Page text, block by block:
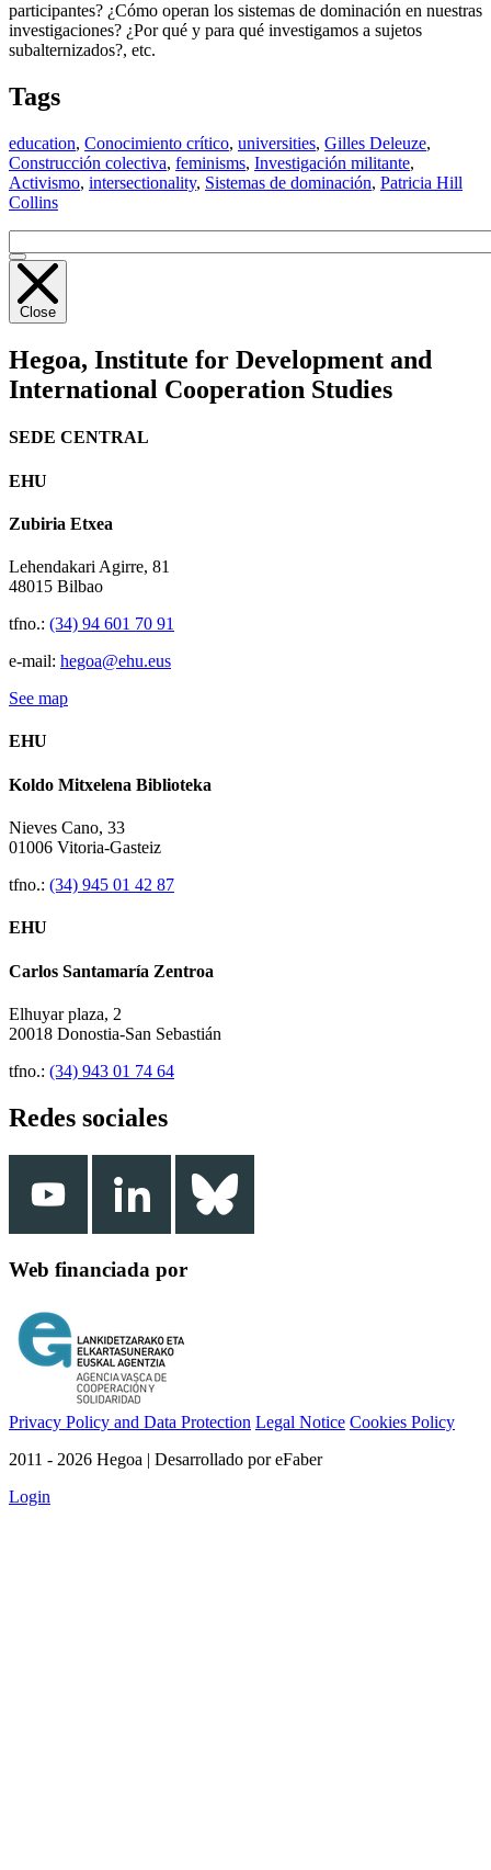
participantes? ¿Cómo operan los sistemas de dominación en nuestras
investigaciones? ¿Por qué y para qué investigamos a sujetos
subalternizados?, etc.
Tags
education, Conocimiento crítico, universities, Gilles Deleuze,
Construcción colectiva, feminisms, Investigación militante,
Activismo, intersectionality, Sistemas de dominación, Patricia Hill
Collins
Close
Hegoa, Institute for Development and
International Cooperation Studies
SEDE CENTRAL
EHU
Zubiria Etxea
Lehendakari Agirre, 81
48015 Bilbao
tfno.: (34) 94 601 70 91
e-mail: hegoa@ehu.eus
See map
EHU
Koldo Mitxelena Biblioteka
Nieves Cano, 33
01006 Vitoria-Gasteiz
tfno.: (34) 945 01 42 87
EHU
Carlos Santamaría Zentroa
Elhuyar plaza, 2
20018 Donostia-San Sebastián
tfno.: (34) 943 01 74 64
Redes sociales
Web financiada por
Privacy Policy and Data Protection Legal Notice Cookies Policy
2011 - 2026 Hegoa | Desarrollado por eFaber
Login